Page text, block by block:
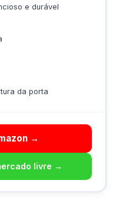
e durável
da porta
→
livre →